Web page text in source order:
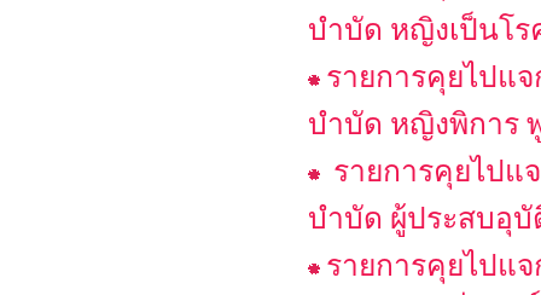
บำบัด หญิงเป็นโ
รายการคุยไปแ
บำบัด หญิงพิการ
รายการคุยไปแ
บำบัด ผู้ประสบอุบั
รายการคุยไปแ